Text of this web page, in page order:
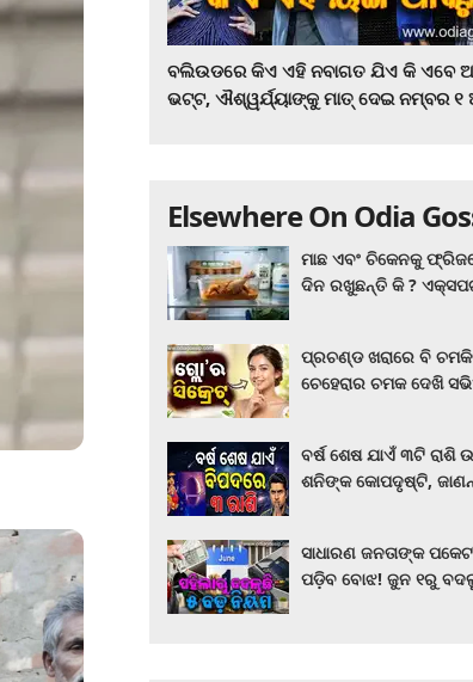
ବଲିଉଡରେ କିଏ ଏହି ନବାଗତ ଯିଏ କି ଏବେ
ଭଟ୍ଟ, ଐଶ୍ୱର୍ଯ୍ୟାଙ୍କୁ ମାତ୍‌ ଦେଇ ନମ୍ବର
Elsewhere On Odia
ମାଛ ଏବଂ ଚିକେନକୁ
ଦିନ ରଖୁଛନ୍ତି କି ?
ପ୍ରଚଣ୍ଡ ଖରାରେ ବି
ଚେହେରାର ଚମକ ଦେଖି
ବର୍ଷ ଶେଷ ଯାଏଁ ୩ଟି ରାଶି
ଶନିଙ୍କ କୋପଦୃଷ୍ଟି,
ସାଧାରଣ ଜନତାଙ୍କ
ପଡ଼ିବ ବୋଝ! ଜୁନ ୧ରୁ